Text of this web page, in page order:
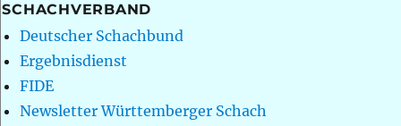
SCHACHVERBAND
Deutscher Schachbund
Ergebnisdienst
FIDE
Newsletter Württemberger Schach